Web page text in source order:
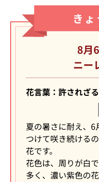
き
8月
ニー
花言葉：許されざ
夏の暑さに耐え、6
つけて咲き続ける
花です。
花色は、周りが白
多く、濃い紫色の